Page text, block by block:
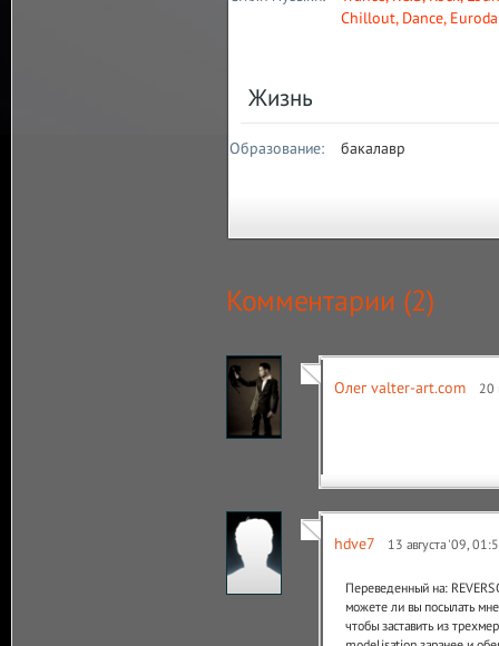
Chillout, Dance,
Жизнь
Образование: бакалавр
Комментарии (2)
Олег valter-art.com 20
hdve7 13 августа '09,
Переведенный на:
можете ли вы посылать
чтобы заставить из